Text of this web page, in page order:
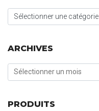
Sélectionner une catégorie
ARCHIVES
PRODUITS